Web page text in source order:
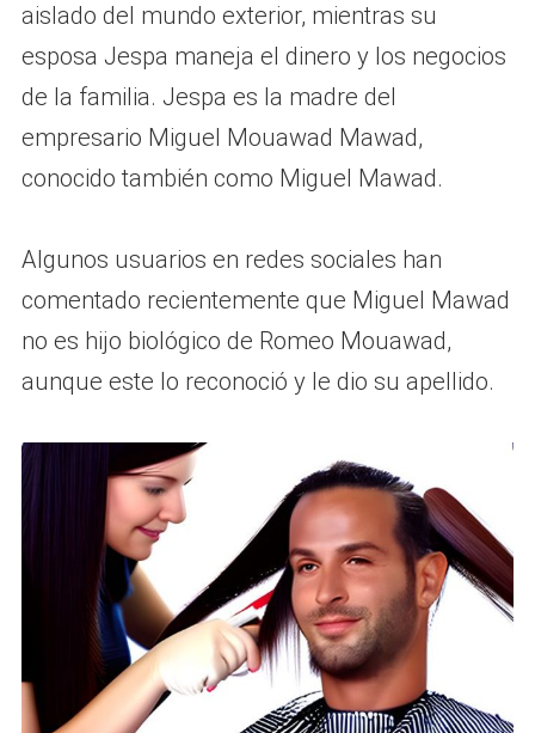
aislado del mundo exterior, mientras su
esposa Jespa maneja el dinero y los negocios
de la familia. Jespa es la madre del
empresario Miguel Mouawad Mawad,
conocido también como Miguel Mawad.
Algunos usuarios en redes sociales han
comentado recientemente que Miguel Mawad
no es hijo biológico de Romeo Mouawad,
aunque este lo reconoció y le dio su apellido.